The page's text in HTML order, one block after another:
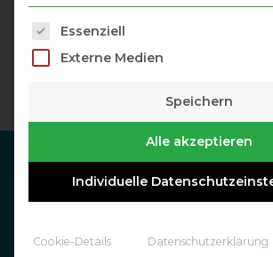
DATENSCHUTZ
Es folgt eine Liste der Service-
Essenziell
Externe Medien
Speichern
Alle akzeptieren
Individuelle
Cookie-Details Datenschutzerklärung